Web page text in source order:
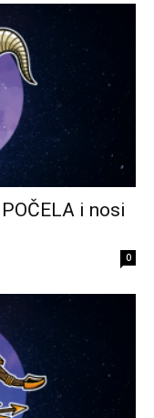
i nosi
0